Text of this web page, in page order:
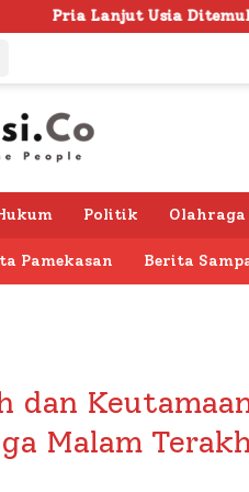
Meninggal Dunia di
Politik Olahraga
Pamekasan Berita
dan
Malam